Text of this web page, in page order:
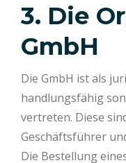
3. Die
GmbH
Die GmbH ist als
handlungsfähig
vertreten. Diese
Geschäftsführer
Die Bestellung